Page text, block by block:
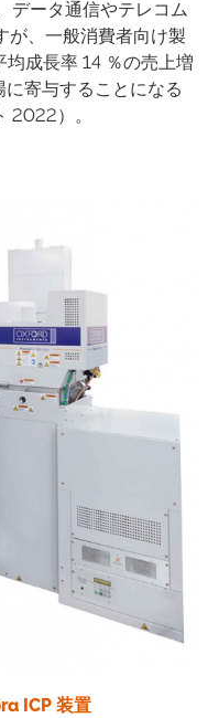
データ通信やテレコム
が、一般消費者向け製
成長率 14 ％の売上増
寄与することになる
2022）。
ICP 装置